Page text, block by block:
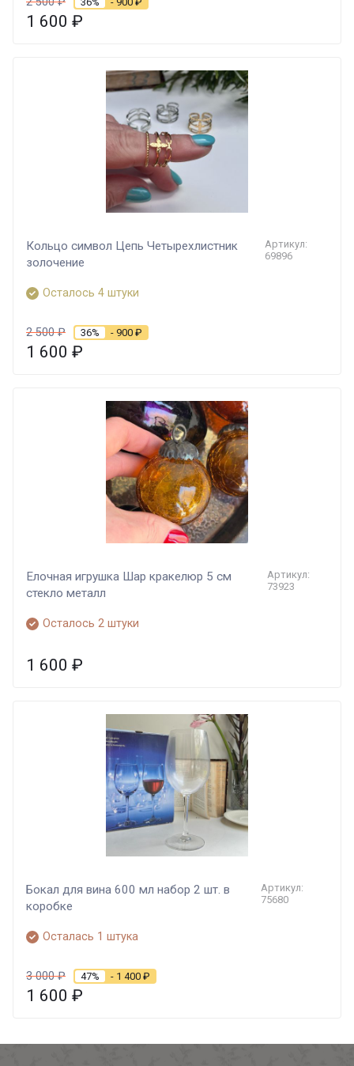
1 600 ₽
Кольцо символ Цепь Четырехлистник
золочение
Артикул:
69896
Осталось 4 штуки
2 500₽ 36% - 900 ₽
1 600 ₽
Елочная игрушка Шар кракелюр 5 см
стекло металл
Артикул:
73923
Осталось 2 штуки
1 600 ₽
Бокал для вина 600 мл набор 2 шт. в
коробке
Артикул:
75680
Осталась 1 штука
3 000₽ 47% - 1 400 ₽
1 600 ₽